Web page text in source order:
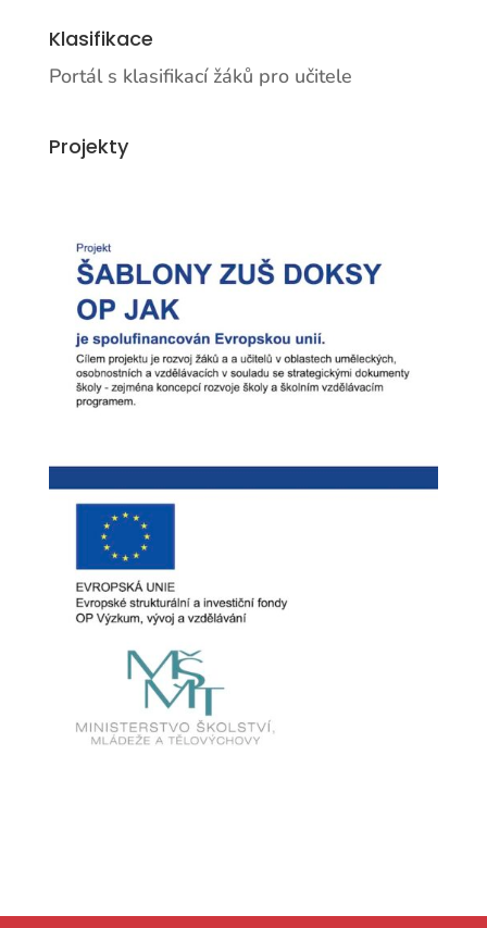
Klasifikace
Portál s klasifikací žáků pro učitele
Projekty